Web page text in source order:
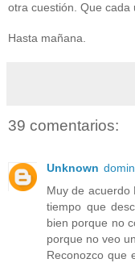
otra cuestión. Que cada
Hasta mañana.
39 comentarios:
Unknown
Muy de acuerdo
tiempo que
bien porque no
porque no veo
Reconozco que